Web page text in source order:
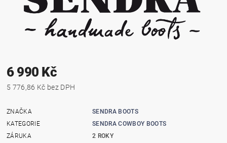
6 990 Kč
5 776,86 Kč bez DPH
ZNAČKA
SENDRA BOOTS
KATEGORIE
SENDRA COWBOY BOOTS
ZÁRUKA
2 ROKY